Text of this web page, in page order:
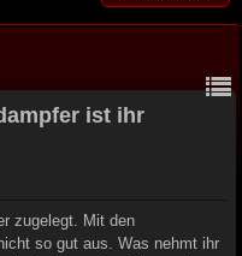
ist ihr
zugelegt. Mit den
so gut aus. Was nehmt ihr